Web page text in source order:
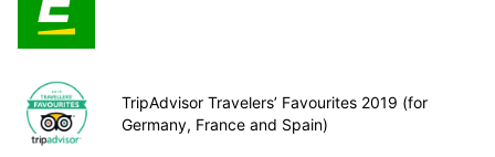
TripAdvisor Travelers’ Favourites 2019 (for
Germany, France and Spain)